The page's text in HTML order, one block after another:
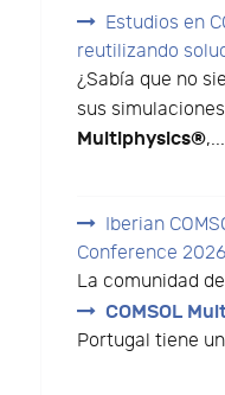
Estudios en
reutilizando
¿Sabía que no
sus
Multiphysics®,...
Iberian
Conference
La comunidad
COMSOL
Portugal tiene